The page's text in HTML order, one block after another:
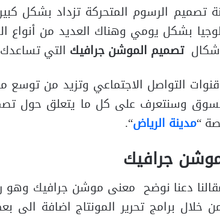
تصميم الرسوم المتحركة تزداد بشكل
بشكل يومي وهناك العديد من أنواع
تصميم الموشن جرافيك التي
التواصل الاجتماعي وتزيد من توسع
وسنتعرف على كل ما يتعلق حول
“مدينة الرياض“.
جرافيك
دعنا نوضح معنى موشن جرافيك
خلال برامج تحرير المونتاج اضافة الى